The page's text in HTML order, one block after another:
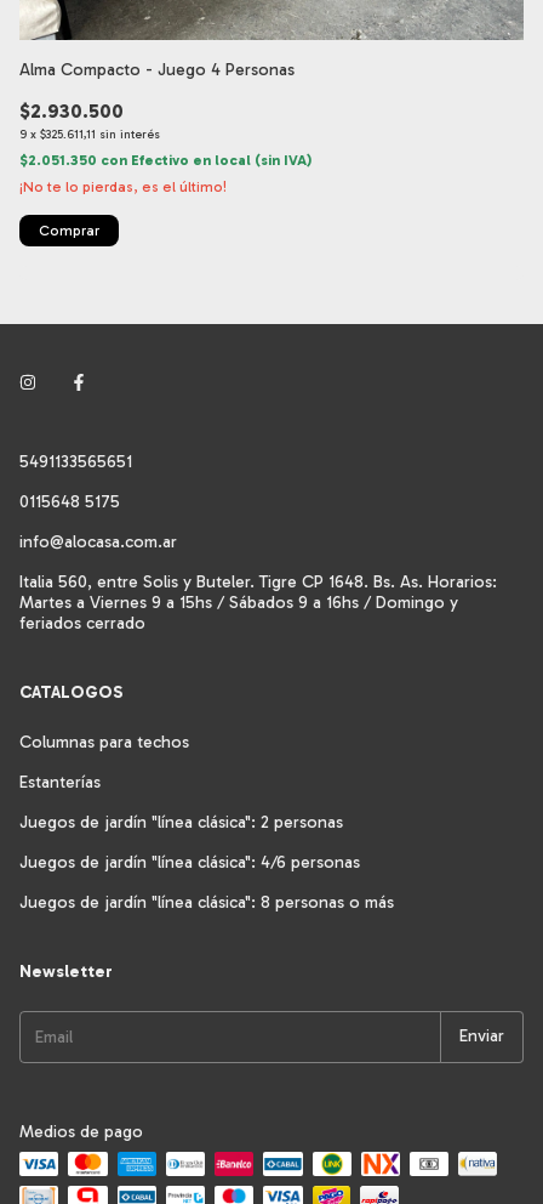
Alma Compacto - Juego 4 Personas
$2.930.500
9 x $325.611,11 sin interés
$2.051.350 con Efectivo en local (sin IVA)
¡No te lo pierdas, es el último!
Comprar
5491133565651
0115648 5175
info@alocasa.com.ar
Italia 560, entre Solis y Buteler. Tigre CP 1648. Bs. As. Horarios:
Martes a Viernes 9 a 15hs / Sábados 9 a 16hs / Domingo y
feriados cerrado
CATALOGOS
Columnas para techos
Estanterías
Juegos de jardín "línea clásica": 2 personas
Juegos de jardín "línea clásica": 4/6 personas
Juegos de jardín "línea clásica": 8 personas o más
Newsletter
Medios de pago